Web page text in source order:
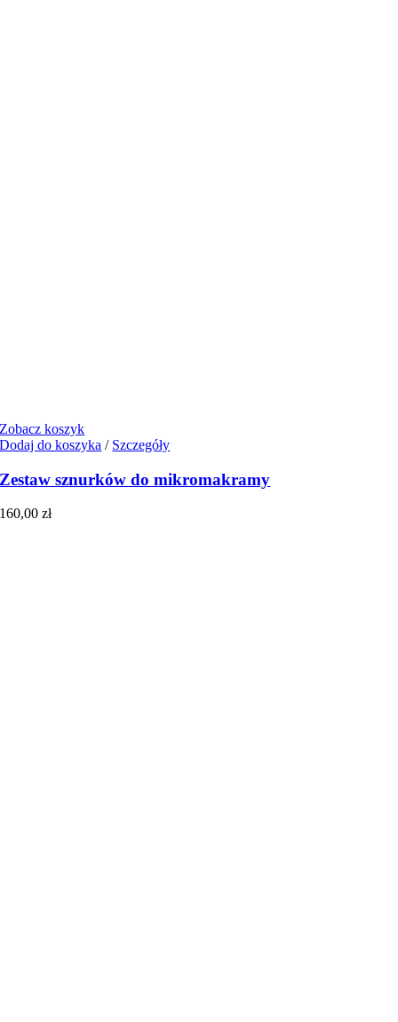
Zobacz koszyk
Dodaj do koszyka / Szczegóły
Zestaw sznurków do mikromakramy
160,00zł